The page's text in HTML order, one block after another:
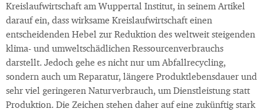
Kreislaufwirtschaft am Wuppertal Institut, in seinem Artikel
darauf ein, dass wirksame Kreislaufwirtschaft einen
entscheidenden Hebel zur Reduktion des weltweit steigenden
klima- und umweltschädlichen Ressourcenverbrauchs
darstellt. Jedoch gehe es nicht nur um Abfallrecycling,
sondern auch um Reparatur, längere Produktlebensdauer und
sehr viel geringeren Naturverbrauch, um Dienstleistung statt
Produktion. Die Zeichen stehen daher auf eine zukünftig stark